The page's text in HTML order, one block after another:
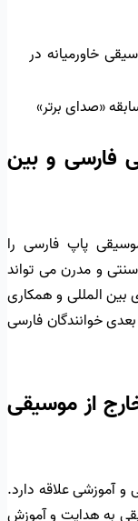
خاورمیانه در
«صدای برتر»
فارسی و بین
پاپ فارسی را
و مدرن می تواند
بین المللی و همکاری
خوانندگان فارسی
از موسیقی
و آموزشی علاقه دارد.
به هدایت و آموزش